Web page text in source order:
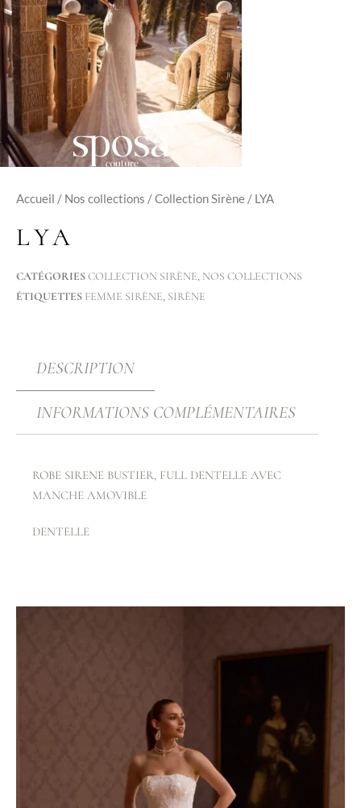
Accueil / Nos collections /Collection Sirène / LYA
LYA
CATÉGORIESCOLLECTION SIRÈNE, NOS COLLECTIONS
ÉTIQUETTES FEMME SIRÈNE, SIRÈNE
DESCRIPTION
INFORMATIONS COMPLÉMENTAIRES
ROBE SIRENE BUSTIER, FULL DENTELLE AVEC
MANCHE AMOVIBLE
DENTELLE